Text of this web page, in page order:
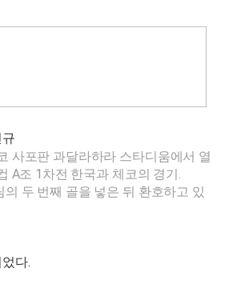
사포판 과달라하라 스타디움에서 열
A조 1차전 한국과 체코의 경기.
두 번째 골을 넣은 뒤 환호하고 있
다.